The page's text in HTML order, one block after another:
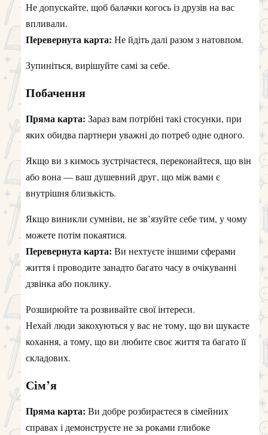
Не допускайте, щоб балачки когось із друзів на вас
впливали.
Перевернута карта: Не йдіть далі разом з натовпом.
Зупиніться, вирішуйте самі за себе.
Побачення
Пряма карта: Зараз вам потрібні такі стосунки, при
яких обидва партнери уважні до потреб одне одного.
Якщо ви з кимось зустрічаєтеся, переконайтеся, що він
або вона — ваш душевний друг, що між вами є
внутрішня близькість.
Якщо виникли сумніви, не зв’язуйте себе тим, у чому
можете потім покаятися.
Перевернута карта: Ви нехтуєте іншими сферами
життя і проводите занадто багато часу в очікуванні
дзвінка або поклику.
Розширюйте та розвивайте свої інтереси.
Нехай люди закохуються у вас не тому, що ви шукаєте
кохання, а тому, що ви любите своє життя та багато її
складових.
Сім’я
Пряма карта: Ви добре розбираєтеся в сімейних
справах і демонструєте не за роками глибоке